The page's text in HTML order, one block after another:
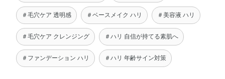
＃毛穴ケア 透明感 ＃ベースメイク ハリ ＃美容液 ハリ
＃毛穴ケア クレンジング ＃ハリ 自信が持てる素肌へ
＃ファンデーション ハリ ＃ハリ 年齢サイン対策